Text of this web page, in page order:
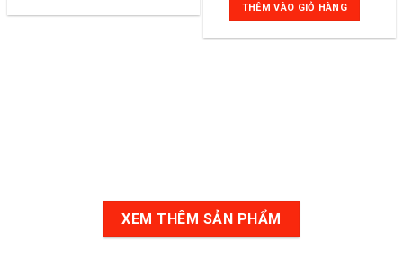
THÊM VÀO GIỎ HÀNG
XEM THÊM SẢN PHẨM